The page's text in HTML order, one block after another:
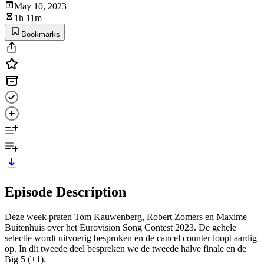
May 10, 2023
1h 11m
Bookmarks
Episode Description
Deze week praten Tom Kauwenberg, Robert Zomers en Maxime
Buitenhuis over het Eurovision Song Contest 2023. De gehele
selectie wordt uitvoerig besproken en de cancel counter loopt aardig
op. In dit tweede deel bespreken we de tweede halve finale en de
Big 5 (+1).